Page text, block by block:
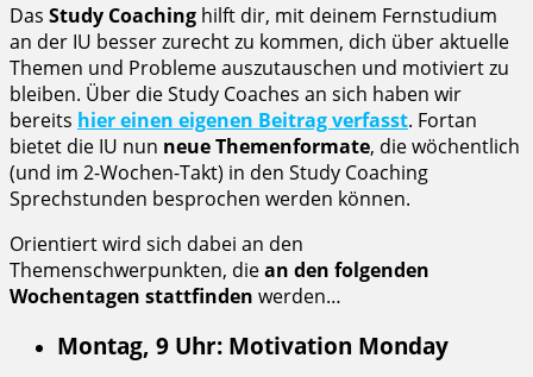
Das Study Coaching hilft dir, mit deinem Fernstudium
an der IU besser zurecht zu kommen, dich über aktuelle
Themen und Probleme auszutauschen und motiviert zu
bleiben. Über die Study Coaches an sich haben wir
bereits hier einen eigenen Beitrag verfasst. Fortan
bietet die IU nun neue Themenformate, die wöchentlich
(und im 2-Wochen-Takt) in den Study Coaching
Sprechstunden besprochen werden können.
Orientiert wird sich dabei an den
Themenschwerpunkten, diean den folgenden
Wochentagen stattfinden werden…
Montag, 9 Uhr: Motivation Monday